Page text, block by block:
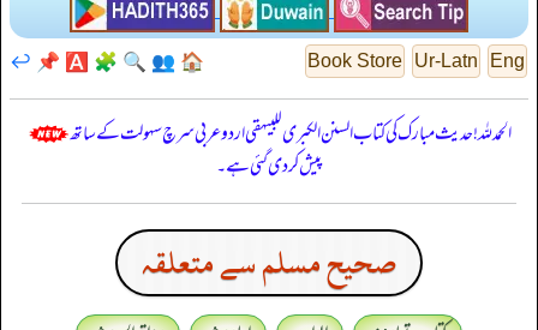
Eng
Ur-Latn
Book Store
🏠
👥
🔍
🧩
🅰️
📌
↩️
الحمدللہ! حدیث مبارک کی کتاب السنن الكبرى للبيهقي اردو عربی سرچ سہولت کے ساتھ
پیش کر دی گئی ہے۔
صحيح مسلم سے متعلقہ